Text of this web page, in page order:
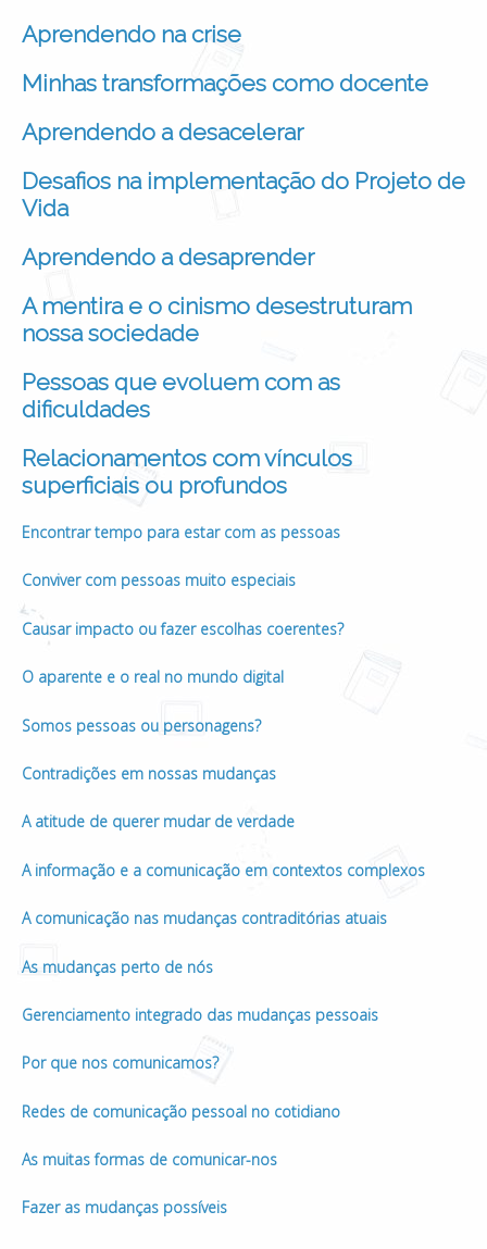
Aprendendo na crise
Minhas transformações como docente
Aprendendo a desacelerar
Desafios na implementação do Projeto de
Vida
Aprendendo a desaprender
A mentira e o cinismo desestruturam
nossa sociedade
Pessoas que evoluem com as
dificuldades
Relacionamentos com vínculos
superficiais ou profundos
Encontrar tempo para estar com as pessoas
Conviver com pessoas muito especiais
Causar impacto ou fazer escolhas coerentes?
O aparente e o real no mundo digital
Somos pessoas ou personagens?
Contradições em nossas mudanças
A atitude de querer mudar de verdade
A informação e a comunicação em contextos complexos
A comunicação nas mudanças contraditórias atuais
As mudanças perto de nós
Gerenciamento integrado das mudanças pessoais
Por que nos comunicamos?
Redes de comunicação pessoal no cotidiano
As muitas formas de comunicar-nos
Fazer as mudanças possíveis